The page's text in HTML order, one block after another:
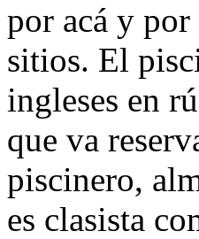
por acá y
sitios. El
ingleses en
que va
piscinero,
es clasista